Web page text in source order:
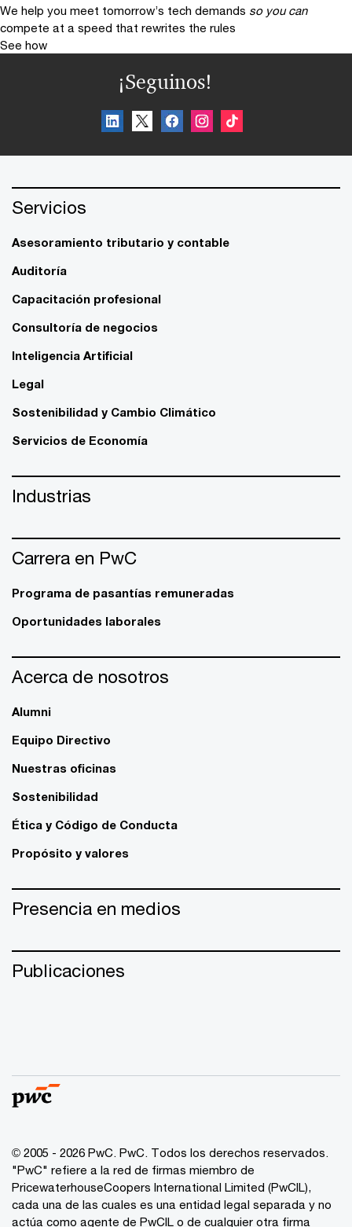
We help you meet tomorrow’s tech demands so you can
compete at a speed that rewrites the rules
See how
¡Seguinos!
Servicios
Asesoramiento tributario y contable
Auditoría
Capacitación profesional
Consultoría de negocios
Inteligencia Artificial
Legal
Sostenibilidad y Cambio Climático
Servicios de Economía
Industrias
Carrera en PwC
Programa de pasantías remuneradas
Oportunidades laborales
Acerca de nosotros
Alumni
Equipo Directivo
Nuestras oficinas
Sostenibilidad
Ética y Código de Conducta
Propósito y valores
Presencia en medios
Publicaciones
© 2005 - 2026 PwC. PwC. Todos los derechos reservados.
"PwC" refiere a la red de firmas miembro de
PricewaterhouseCoopers International Limited (PwCIL),
cada una de las cuales es una entidad legal separada y no
actúa como agente de PwCIL o de cualquier otra firma